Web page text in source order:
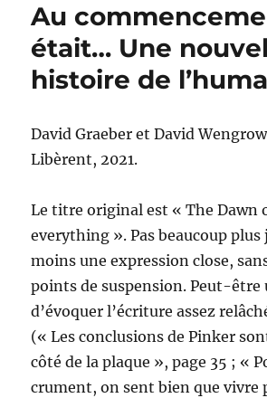
Au
était… Une
histoire de
David Graeber et David
Libèrent, 2021.
Le titre original est « The Dawn
everything ». Pas beaucoup plus
moins une expression close,
points de suspension. Peut-être
d’évoquer l’écriture assez
(« Les conclusions de Pinker
côté de la plaque », page 35 ; «
crument, on sent bien que vivre